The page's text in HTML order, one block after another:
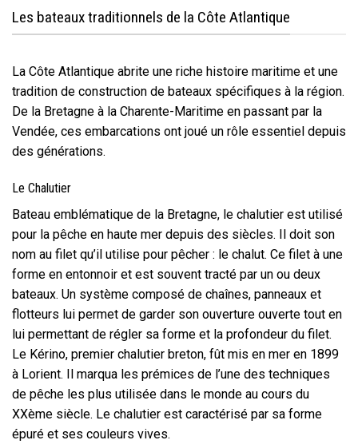
Les bateaux traditionnels de la Côte Atlantique
La Côte Atlantique abrite une riche histoire maritime et une
tradition de construction de bateaux spécifiques à la région.
De la Bretagne à la Charente-Maritime en passant par la
Vendée, ces embarcations ont joué un rôle essentiel depuis
des générations.
Le Chalutier
Bateau emblématique de la Bretagne, le chalutier est utilisé
pour la pêche en haute mer depuis des siècles. Il doit son
nom au filet qu’il utilise pour pêcher : le chalut. Ce filet à une
forme en entonnoir et est souvent tracté par un ou deux
bateaux. Un système composé de chaînes, panneaux et
flotteurs lui permet de garder son ouverture ouverte tout en
lui permettant de régler sa forme et la profondeur du filet.
Le Kérino, premier chalutier breton, fût mis en mer en 1899
à Lorient. Il marqua les prémices de l’une des techniques
de pêche les plus utilisée dans le monde au cours du
XXème siècle. Le chalutier est caractérisé par sa forme
épuré et ses couleurs vives.